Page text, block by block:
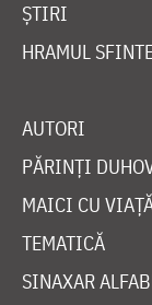
ȘTIRI
HRAMUL
AUTORI
PĂRINȚI
MAICI CU
TEMATICĂ
SINAXAR